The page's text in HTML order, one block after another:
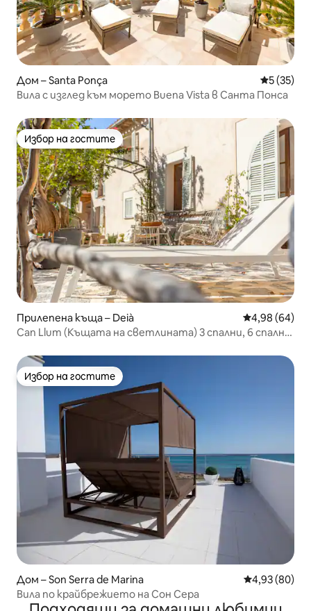
Дом – Santa Ponça Средна
5 (35)
Вила с изглед към морето Buena Vista в Санта Понса
Избор на гостите
Избор на гостите
Прилепена къща – Deià Средна
4,98 (64)
Can Llum (Къщата на светлината) 3 спални, 6 спални
Избор на гостите
Избор на гостите
Дом – Son Serra de Marina Средна
4,93 (80)
Вила по крайбрежието на Сон Сера